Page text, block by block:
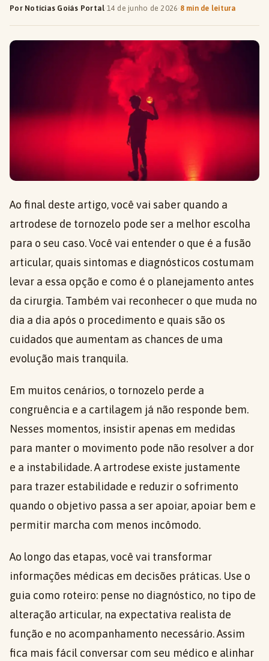
Por Notícias Goiás Portal·14 de junho de 2026· 8 min de leitura
Ao final deste artigo, você vai saber quando a
artrodese de tornozelo pode ser a melhor escolha
para o seu caso. Você vai entender o que é a fusão
articular, quais sintomas e diagnósticos costumam
levar a essa opção e como é o planejamento antes
da cirurgia. Também vai reconhecer o que muda no
dia a dia após o procedimento e quais são os
cuidados que aumentam as chances de uma
evolução mais tranquila.
Em muitos cenários, o tornozelo perde a
congruência e a cartilagem já não responde bem.
Nesses momentos, insistir apenas em medidas
para manter o movimento pode não resolver a dor
e a instabilidade. A artrodese existe justamente
para trazer estabilidade e reduzir o sofrimento
quando o objetivo passa a ser apoiar, apoiar bem e
permitir marcha com menos incômodo.
Ao longo das etapas, você vai transformar
informações médicas em decisões práticas. Use o
guia como roteiro: pense no diagnóstico, no tipo de
alteração articular, na expectativa realista de
função e no acompanhamento necessário. Assim
fica mais fácil conversar com seu médico e alinhar